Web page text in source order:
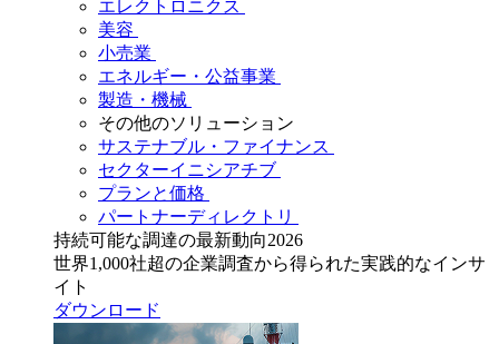
エレクトロニクス
美容
小売業
エネルギー・公益事業
製造・機械
その他のソリューション
サステナブル・ファイナンス
セクターイニシアチブ
プランと価格
パートナーディレクトリ
持続可能な調達の最新動向2026
世界1,000社超の企業調査から得られた実践的なインサ
イト
ダウンロード